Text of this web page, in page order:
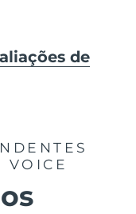
de
VOICE